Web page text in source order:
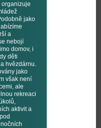
organizuje
jako
a
nebojí
domov, i
děti
hvězdárnu.
jako
však není
ale
rekreaci
aktivit a